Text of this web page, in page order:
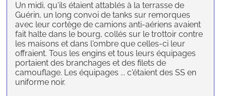
Un midi, qu'ils étaient attablés à la terrasse de
Guérin, un long convoi de tanks sur remorques
avec leur cortège de camions anti-aériens avaient
fait halte dans le bourg, collés sur le trottoir contre
les maisons et dans l'ombre que celles-ci leur
offraient. Tous les engins et tous leurs équipages
portaient des branchages et des filets de
camouflage. Les équipages ... c'étaient des SS en
uniforme noir.